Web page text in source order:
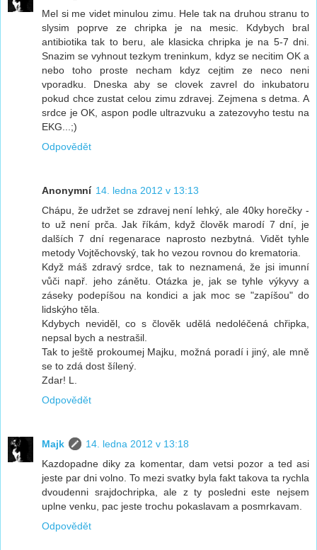
Mel si me videt minulou zimu. Hele tak na druhou stranu to
slysim poprve ze chripka je na mesic. Kdybych bral
antibiotika tak to beru, ale klasicka chripka je na 5-7 dni.
Snazim se vyhnout tezkym treninkum, kdyz se necitim OK a
nebo toho proste necham kdyz cejtim ze neco neni
vporadku. Dneska aby se clovek zavrel do inkubatoru
pokud chce zustat celou zimu zdravej. Zejmena s detma. A
srdce je OK, aspon podle ultrazvuku a zatezovyho testu na
EKG...;)
Odpovědět
Anonymní 14. ledna 2012 v 13:13
Chápu, že udržet se zdravej není lehký, ale 40ky horečky -
to už není prča. Jak říkám, když člověk marodí 7 dní, je
dalších 7 dní regenarace naprosto nezbytná. Vidět tyhle
metody Vojtěchovský, tak ho vezou rovnou do krematoria.
Když máš zdravý srdce, tak to neznamená, že jsi imunní
vůči např. jeho zánětu. Otázka je, jak se tyhle výkyvy a
záseky podepíšou na kondici a jak moc se "zapíšou" do
lidskýho těla.
Kdybych neviděl, co s člověk udělá nedoléčená chřipka,
nepsal bych a nestrašil.
Tak to ještě prokoumej Majku, možná poradí i jiný, ale mně
se to zdá dost šílený.
Zdar! L.
Odpovědět
Majk
14. ledna 2012 v 13:18
Kazdopadne diky za komentar, dam vetsi pozor a ted asi
jeste par dni volno. To mezi svatky byla fakt takova ta rychla
dvoudenni srajdochripka, ale z ty posledni este nejsem
uplne venku, pac jeste trochu pokaslavam a posmrkavam.
Odpovědět